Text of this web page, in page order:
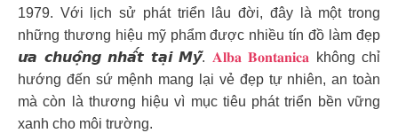
1979. Với lịch sử phát triển lâu đời, đây là một trong
những thương hiệu mỹ phẩm được nhiều tín đồ làm đẹp
𝙪̛𝙖 𝙘𝙝𝙪𝙤̣̂𝙣𝙜 𝙣𝙝𝙖̂́𝙩 𝙩𝙖̣𝙞 𝙈𝙮̃. 𝐀𝐥𝐛𝐚 𝐁𝐨𝐧𝐭𝐚𝐧𝐢𝐜𝐚 không chỉ
hướng đến sứ mệnh mang lại vẻ đẹp tự nhiên, an toàn
mà còn là thương hiệu vì mục tiêu phát triển bền vững
xanh cho môi trường.